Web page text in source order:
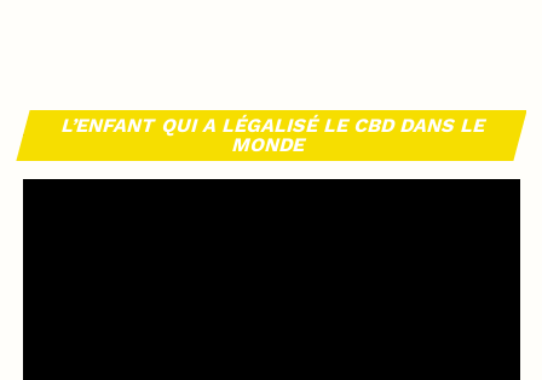
L’ENFANT QUI A LÉGALISÉ LE CBD DANS LE
MONDE